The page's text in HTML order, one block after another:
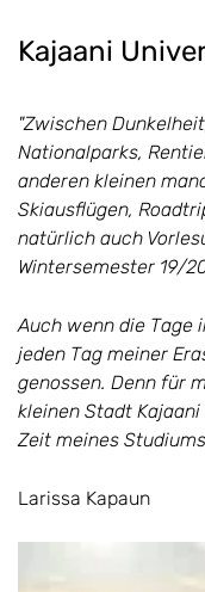
Kajaani
"Zwischen
Nationalparks,
anderen kleinen
Skiausflügen,
natürlich auch
Wintersemester 19/
Auch wenn die Tage
jeden Tag meiner
genossen. Denn für
kleinen Stadt
Zeit meines
Larissa Kapaun